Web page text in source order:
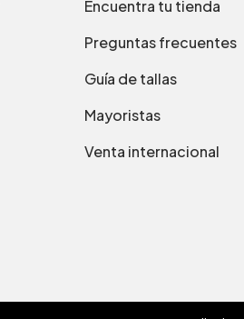
Encuentra tu tienda
Preguntas frecuentes
Guía de tallas
Mayoristas
Venta internacional